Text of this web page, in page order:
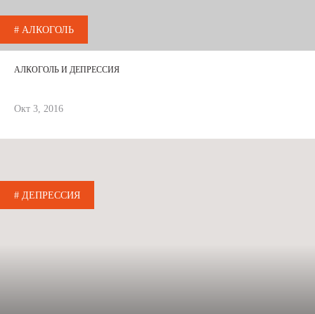
# АЛКОГОЛЬ
АЛКОГОЛЬ И ДЕПРЕССИЯ
Окт 3, 2016
# ДЕПРЕССИЯ